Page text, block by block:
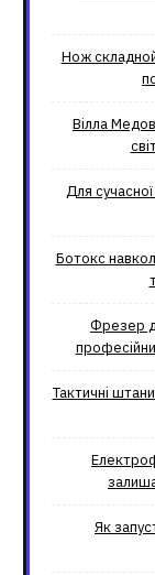
Нож
Вілла
Для
Ботокс
Фрезер
Тактичні
Як